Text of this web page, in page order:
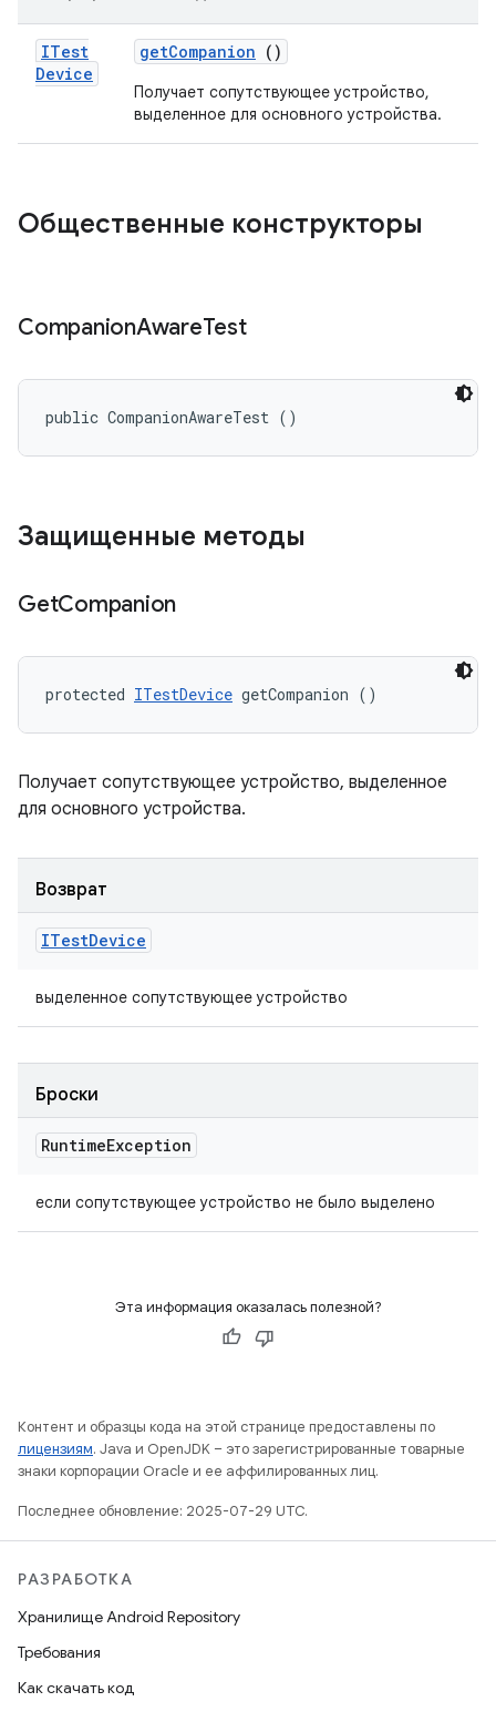
ITest
Device
getCompanion ()
Получает сопутствующее устройство,
выделенное для основного устройства.
Общественные конструкторы
CompanionAwareTest
public CompanionAwareTest ()
Защищенные методы
GetCompanion
protected ITestDevice getCompanion ()
Получает сопутствующее устройство, выделенное
для основного устройства.
Возврат
ITestDevice
выделенное сопутствующее устройство
Броски
RuntimeException
если сопутствующее устройство не было выделено
Эта информация оказалась полезной?
Контент и образцы кода на этой странице предоставлены по
лицензиям. Java и OpenJDK – это зарегистрированные товарные
знаки корпорации Oracle и ее аффилированных лиц.
Последнее обновление: 2025-07-29 UTC.
РАЗРАБОТКА
Хранилище Android Repository
Требования
Как скачать код